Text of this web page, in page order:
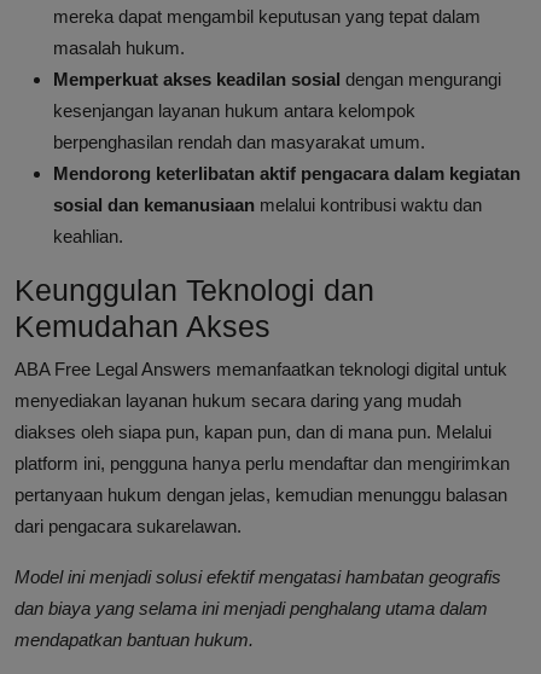
mereka dapat mengambil keputusan yang tepat dalam
masalah hukum.
Memperkuat akses keadilan sosial dengan mengurangi
kesenjangan layanan hukum antara kelompok
berpenghasilan rendah dan masyarakat umum.
Mendorong keterlibatan aktif pengacara dalam kegiatan
sosial dan kemanusiaan melalui kontribusi waktu dan
keahlian.
Keunggulan Teknologi dan
Kemudahan Akses
ABA Free Legal Answers memanfaatkan teknologi digital untuk
menyediakan layanan hukum secara daring yang mudah
diakses oleh siapa pun, kapan pun, dan di mana pun. Melalui
platform ini, pengguna hanya perlu mendaftar dan mengirimkan
pertanyaan hukum dengan jelas, kemudian menunggu balasan
dari pengacara sukarelawan.
Model ini menjadi solusi efektif mengatasi hambatan geografis
dan biaya yang selama ini menjadi penghalang utama dalam
mendapatkan bantuan hukum.